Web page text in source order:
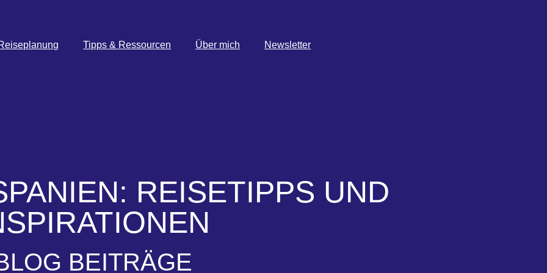
Tipps & Ressourcen Über mich Newsletter
REISETIPPS UND
BEITRÄGE